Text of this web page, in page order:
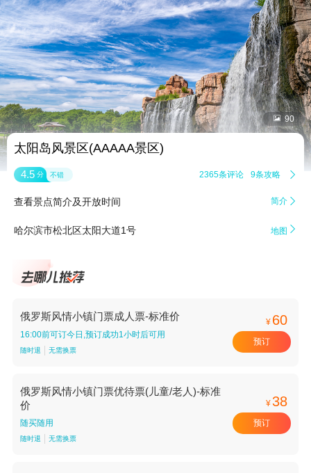
 90
太阳岛风景区(AAAAA景区)
4.5 分 不错 2365条评论 9条攻略 
查看景点简介及开放时间 简介 
哈尔滨市松北区太阳大道1号 地图 
俄罗斯风情小镇门票成人票-标准价
16:00前可订今日,预订成功1小时后可用
随时退 无需换票
¥ 60
预订
俄罗斯风情小镇门票优待票(儿童/老人)-标准
价
随买随用
随时退 无需换票
¥38
预订
